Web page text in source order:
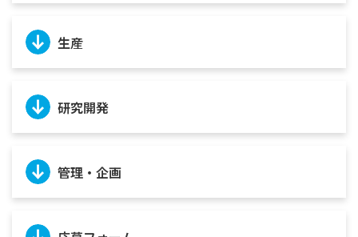
生産
研究開発
管理・企画